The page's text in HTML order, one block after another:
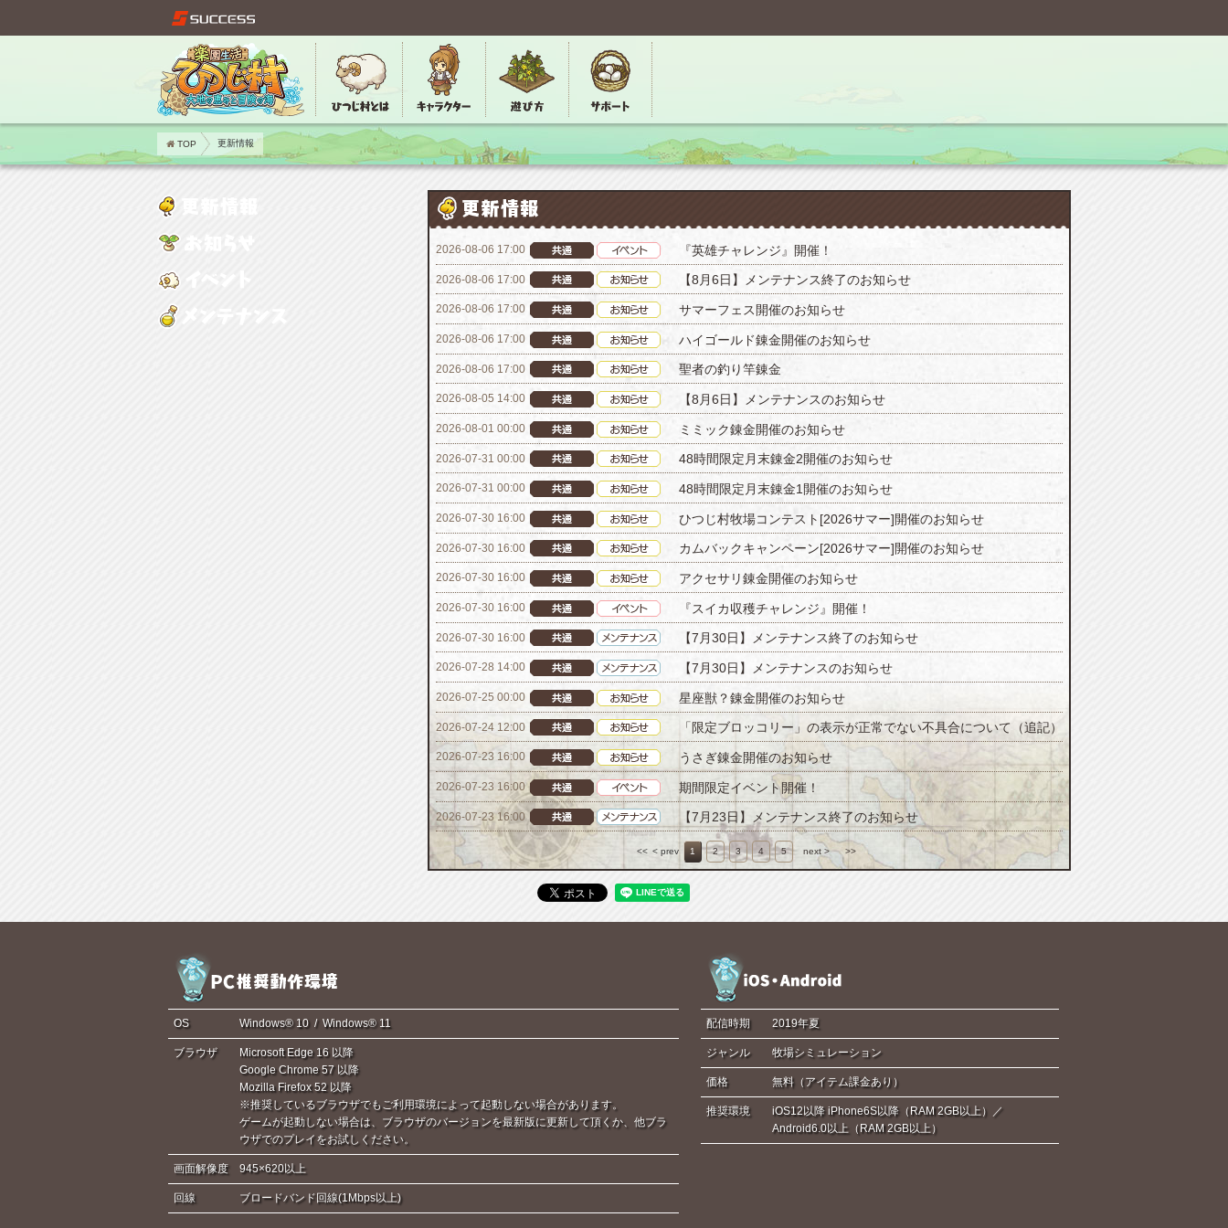
TOP 更新情報
2026-08-06 17:00 『英雄チャレンジ』開催！
2026-08-06 17:00 【8月6日】メンテナンス終了のお知らせ
2026-08-06 17:00 サマーフェス開催のお知らせ
2026-08-06 17:00 ハイゴールド錬金開催のお知らせ
2026-08-06 17:00 聖者の釣り竿錬金
2026-08-05 14:00 【8月6日】メンテナンスのお知らせ
2026-08-01 00:00 ミミック錬金開催のお知らせ
2026-07-31 00:00 48時間限定月末錬金2開催のお知らせ
2026-07-31 00:00 48時間限定月末錬金1開催のお知らせ
2026-07-30 16:00 ひつじ村牧場コンテスト[2026サマー]開催のお知らせ
2026-07-30 16:00 カムバックキャンペーン[2026サマー]開催のお知らせ
2026-07-30 16:00 アクセサリ錬金開催のお知らせ
2026-07-30 16:00 『スイカ収穫チャレンジ』開催！
2026-07-30 16:00 【7月30日】メンテナンス終了のお知らせ
2026-07-28 14:00 【7月30日】メンテナンスのお知らせ
2026-07-25 00:00 星座獣？錬金開催のお知らせ
2026-07-24 12:00 「限定ブロッコリー」の表示が正常でない不具合について（追記）
2026-07-23 16:00 うさぎ錬金開催のお知らせ
2026-07-23 16:00 期間限定イベント開催！
2026-07-23 16:00 【7月23日】メンテナンス終了のお知らせ
<< < prev 1 2 3 4 5 next > >>
OS Windows® 10 / Windows® 11
ブラウザ
Microsoft Edge 16 以降
Google Chrome 57 以降
Mozilla Firefox 52 以降
※推奨しているブラウザでもご利用環境によって起動しない場合があります。
ゲームが起動しない場合は、ブラウザのバージョンを最新版に更新して頂くか、他ブラ
ウザでのプレイをお試しください。
画面解像度 945×620以上
回線 ブロードバンド回線(1Mbps以上)
配信時期 2019年夏
ジャンル 牧場シミュレーション
価格 無料（アイテム課金あり）
推奨環境
iOS12以降 iPhone6S以降（RAM 2GB以上）／
Android6.0以上（RAM 2GB以上）